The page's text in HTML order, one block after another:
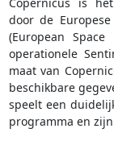
door de
(European
operationele
maat van
beschikbare
speelt een
programma en